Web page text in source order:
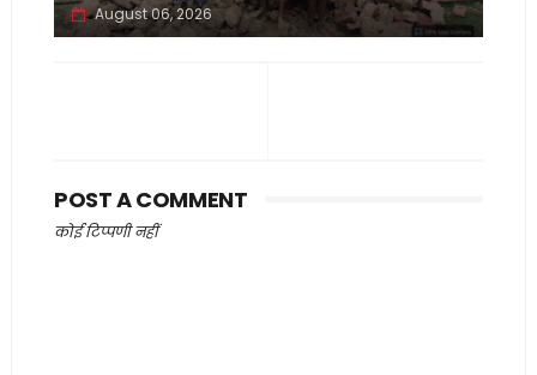
August 06, 2026
POST A COMMENT
कोई टिप्पणी नहीं